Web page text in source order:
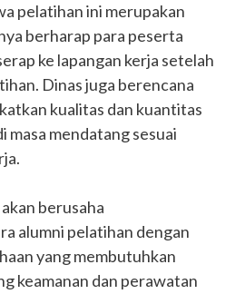
pelatihan ini merupakan
berharap para peserta
ke lapangan kerja setelah
Dinas juga berencana
kualitas dan kuantitas
masa mendatang sesuai
berusaha
alumni pelatihan dengan
yang membutuhkan
keamanan dan perawatan